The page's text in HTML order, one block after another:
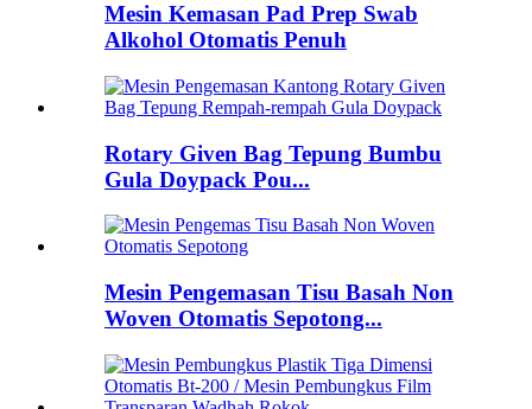
Mesin Kemasan Pad Prep Swab
Alkohol Otomatis Penuh
Rotary Given Bag Tepung Bumbu
Gula Doypack Pou...
Mesin Pengemasan Tisu Basah Non
Woven Otomatis Sepotong...